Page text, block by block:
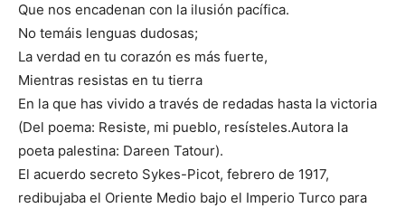
Que nos encadenan con la ilusión pacífica.
No temáis lenguas dudosas;
La verdad en tu corazón es más fuerte,
Mientras resistas en tu tierra
En la que has vivido a través de redadas hasta la victoria
(Del poema: Resiste, mi pueblo, resísteles.Autora la
poeta palestina: Dareen Tatour).
El acuerdo secreto Sykes-Picot, febrero de 1917,
redibujaba el Oriente Medio bajo el Imperio Turco para